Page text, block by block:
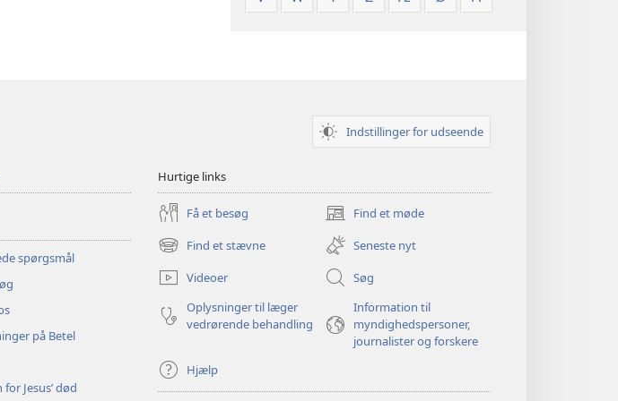
Indstillinger for udseende
spørgsmål
på Betel
Jesus’ død
Hurtige links
Få et besøg Find et møde
(åbner
nyt
vindue)
Find et stævne
(åbner
nyt
vindue)
Seneste nyt
Videoer
Søg
Oplysninger til læger
vedrørende behandling
Information til
myndighedspersoner,
journalister og forskere
Hjælp